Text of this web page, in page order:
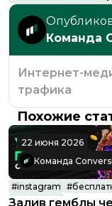
Команда
Интернет-
трафика
Похожие
22 июня 2026
Команда
#instagram #
#гемблинг
Залив гемблы